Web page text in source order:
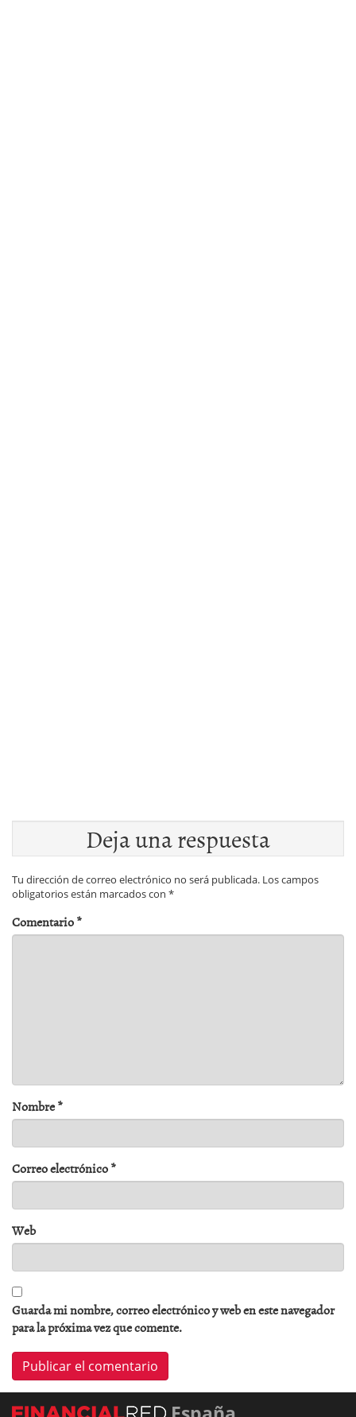
Deja una respuesta
Tu dirección de correo electrónico no será publicada. Los campos
obligatorios están marcados con *
Comentario*
Nombre*
Correo electrónico*
Web
Guarda mi nombre, correo electrónico y web en este navegador
para la próxima vez que comente.